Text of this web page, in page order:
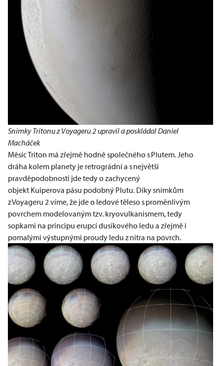
Snímky Tritonu z Voyageru 2 upravil a poskládal Daniel
Macháček
Měsíc Triton má zřejmě hodně společného s Plutem. Jeho
dráha kolem planety je retrográdní a s největší
pravděpodobností jde tedy o zachycený
objekt Kuiperova pásu podobný Plutu. Díky snímkům
z Voyageru 2 víme, že jde o ledové těleso s proměnlivým
povrchem modelovaným tzv. kryovulkanismem, tedy
sopkami na principu erupcí dusíkového ledu a zřejmě i
pomalými výstupnými proudy ledu z nitra na povrch.